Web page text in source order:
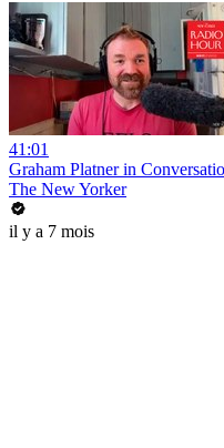
41:01
Graham Platner in
The New Yorker
il y a 7 mois